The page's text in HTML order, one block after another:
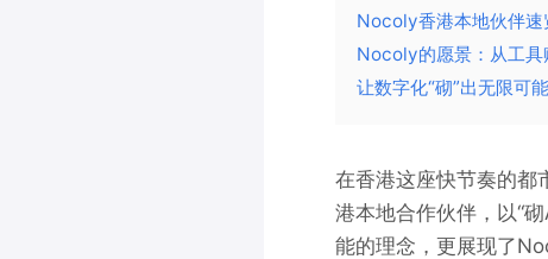
Nocoly香港本地伙伴速
Nocoly的愿景：从工具
让数字化“砌”出无限可能
在香港这座快节奏的都
港本地合作伙伴，以“
能的理念，更展现了